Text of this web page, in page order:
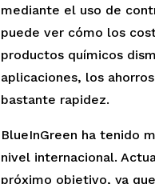
mediante el uso de
puede ver cómo los
productos químicos
aplicaciones, los
bastante rapidez.
BlueInGreen ha tenido
nivel internacional.
próximo objetivo, ya